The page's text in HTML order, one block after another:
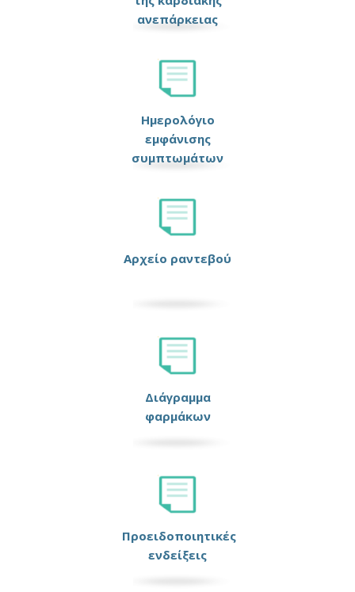
ανεπάρκειας
Ημερολόγιο
εμφάνισης
συμπτωμάτων
Αρχείο ραντεβού
Διάγραμμα
φαρμάκων
Προειδοποιητικές
ενδείξεις